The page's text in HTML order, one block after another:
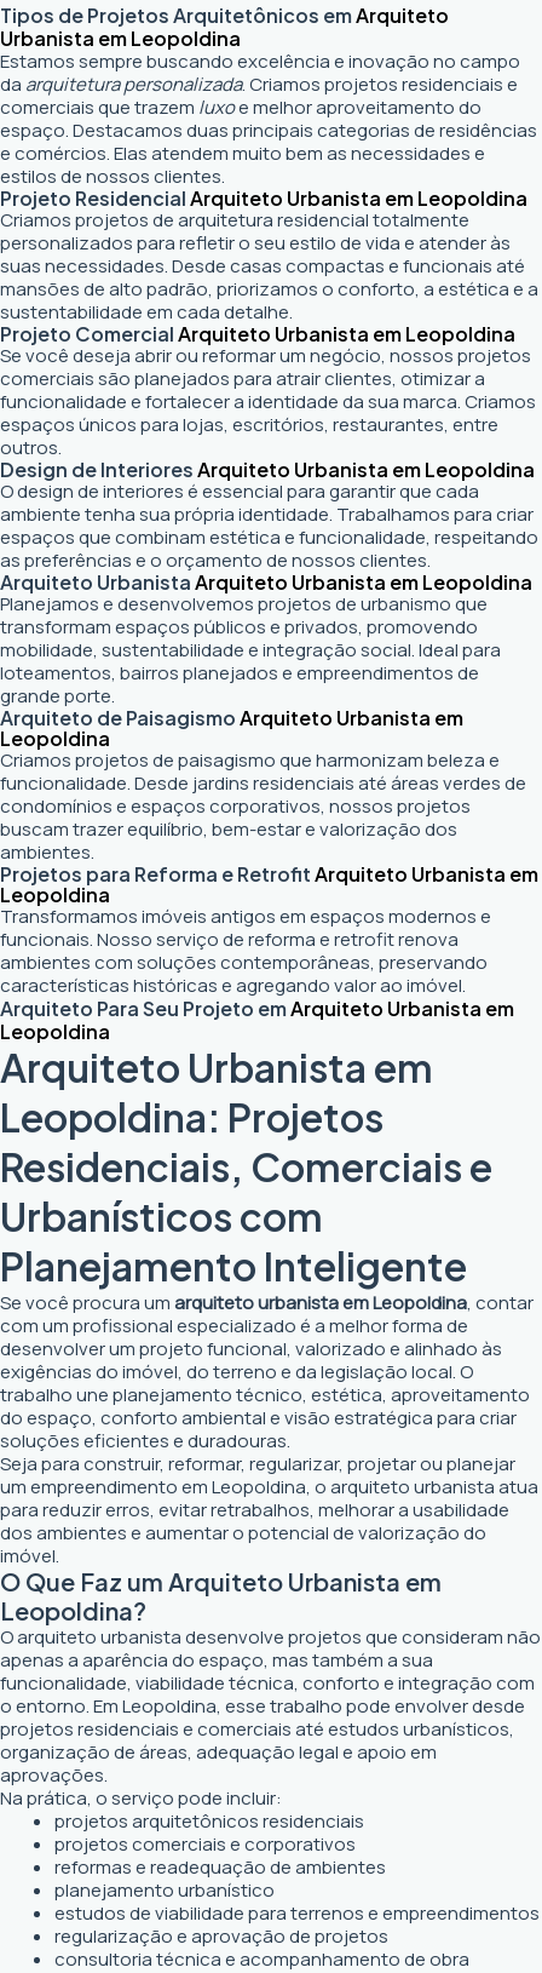
Tipos de Projetos Arquitetônicos emArquiteto
Urbanista em Leopoldina
Estamos sempre buscando excelência e inovação no campo
da arquitetura personalizada. Criamos projetos residenciais e
comerciais que trazem luxoe melhor aproveitamento do
espaço. Destacamos duas principais categorias de residências
e comércios. Elas atendem muito bem as necessidades e
estilos de nossos clientes.
Projeto ResidencialArquiteto Urbanista em Leopoldina
Criamos projetos de arquitetura residencial totalmente
personalizados para refletir o seu estilo de vida e atender às
suas necessidades. Desde casas compactas e funcionais até
mansões de alto padrão, priorizamos o conforto, a estética e a
sustentabilidade em cada detalhe.
Projeto ComercialArquiteto Urbanista em Leopoldina
Se você deseja abrir ou reformar um negócio, nossos projetos
comerciais são planejados para atrair clientes, otimizar a
funcionalidade e fortalecer a identidade da sua marca. Criamos
espaços únicos para lojas, escritórios, restaurantes, entre
outros.
Design de InterioresArquiteto Urbanista em Leopoldina
O design de interiores é essencial para garantir que cada
ambiente tenha sua própria identidade. Trabalhamos para criar
espaços que combinam estética e funcionalidade, respeitando
as preferências e o orçamento de nossos clientes.
Arquiteto UrbanistaArquiteto Urbanista em Leopoldina
Planejamos e desenvolvemos projetos de urbanismo que
transformam espaços públicos e privados, promovendo
mobilidade, sustentabilidade e integração social. Ideal para
loteamentos, bairros planejados e empreendimentos de
grande porte.
Arquiteto de PaisagismoArquiteto Urbanista em
Leopoldina
Criamos projetos de paisagismo que harmonizam beleza e
funcionalidade. Desde jardins residenciais até áreas verdes de
condomínios e espaços corporativos, nossos projetos
buscam trazer equilíbrio, bem-estar e valorização dos
ambientes.
Projetos para Reforma e RetrofitArquiteto Urbanista em
Leopoldina
Transformamos imóveis antigos em espaços modernos e
funcionais. Nosso serviço de reforma e retrofit renova
ambientes com soluções contemporâneas, preservando
características históricas e agregando valor ao imóvel.
Arquiteto Para Seu Projeto emArquiteto Urbanista em
Leopoldina
Arquiteto Urbanista em
Leopoldina: Projetos
Residenciais, Comerciais e
Urbanísticos com
Planejamento Inteligente
Se você procura umarquiteto urbanista em Leopoldina, contar
com um profissional especializado é a melhor forma de
desenvolver um projeto funcional, valorizado e alinhado às
exigências do imóvel, do terreno e da legislação local. O
trabalho une planejamento técnico, estética, aproveitamento
do espaço, conforto ambiental e visão estratégica para criar
soluções eficientes e duradouras.
Seja para construir, reformar, regularizar, projetar ou planejar
um empreendimento em Leopoldina, o arquiteto urbanista atua
para reduzir erros, evitar retrabalhos, melhorar a usabilidade
dos ambientes e aumentar o potencial de valorização do
imóvel.
O Que Faz um Arquiteto Urbanista em
Leopoldina?
O arquiteto urbanista desenvolve projetos que consideram não
apenas a aparência do espaço, mas também a sua
funcionalidade, viabilidade técnica, conforto e integração com
o entorno. Em Leopoldina, esse trabalho pode envolver desde
projetos residenciais e comerciais até estudos urbanísticos,
organização de áreas, adequação legal e apoio em
aprovações.
Na prática, o serviço pode incluir:
projetos arquitetônicos residenciais
projetos comerciais e corporativos
reformas e readequação de ambientes
planejamento urbanístico
estudos de viabilidade para terrenos e empreendimentos
regularização e aprovação de projetos
consultoria técnica e acompanhamento de obra